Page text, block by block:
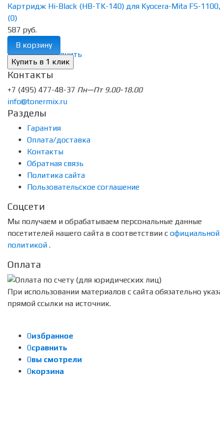
избранное сравнить
Картридж Hi-Black (HB-TK-140) для Kyocera-Mita FS-
(0)
587 руб.
В корзину
Контакты
+7 (495) 477-48-37 Пн—Пт 9.00-18.00
info@tonermix.ru
Разделы
Гарантия
Оплата/доставка
Контакты
Обратная связь
Политика сайта
Пользовательское соглашение
Соцсети
Мы получаем и обрабатываем персональные данные
посетителей нашего сайта в соответствии с официальной
политикой .
Оплата
При использовании материалов с сайта обязательно
прямой ссылки на источник.
0избранное
0сравнить
0вы смотрели
0корзина